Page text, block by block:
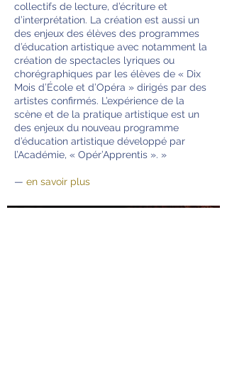
collectifs de lecture, d’écriture et
d’interprétation. La création est aussi un
des enjeux des élèves des programmes
d’éducation artistique avec notamment la
création de spectacles lyriques ou
chorégraphiques par les élèves de « Dix
Mois d’École et d’Opéra » dirigés par des
artistes confirmés. L’expérience de la
scène et de la pratique artistique est un
des enjeux du nouveau programme
d’éducation artistique développé par
l’Académie, « Opér’Apprentis ». »
— en savoir plus